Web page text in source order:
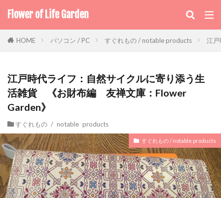
Flower of Life Garden
HOME パソコン / PC すぐれもの / notable products 江
江戸時代ライフ：自然サイクルに寄り添う生
活雑貨 《お財布編 友禅文庫：Flower
Garden》
すぐれもの / notable products
すぐれもの / notable products